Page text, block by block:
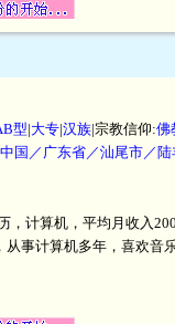
型|大专|汉族|宗教信仰:佛
中国／广东省／汕尾市／陆
，计算机，平均月收入
事计算机多年，喜欢音乐